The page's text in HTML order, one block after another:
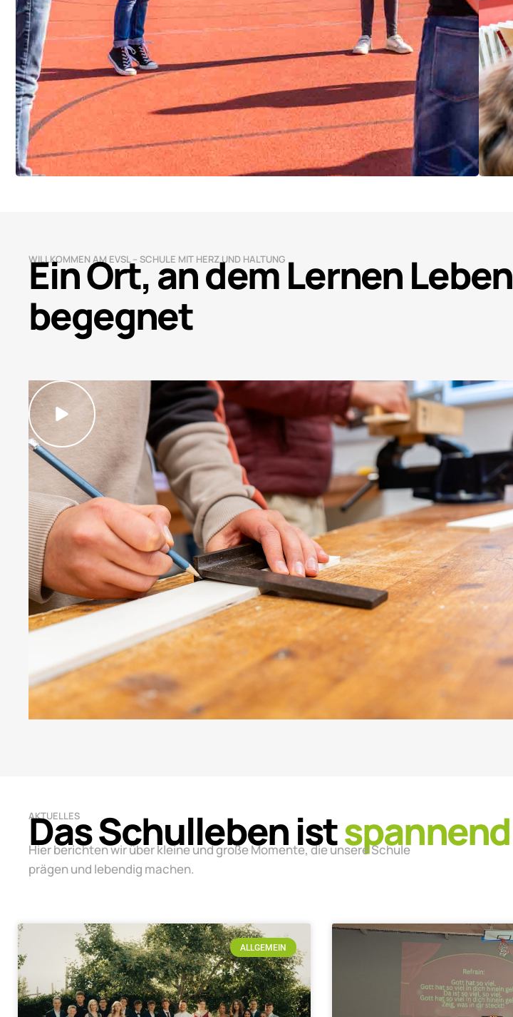
WILLKOMMEN AM EVSL – SCHULE MIT HERZ UND HALTUNG
Ein Ort, an dem Lernen Leben
begegnet
AKTUELLES
Das Schulleben istlebendig.
Hier berichten wir über kleine und große Momente, die unsere Schule
prägen und lebendig machen.
ALLGEMEIN